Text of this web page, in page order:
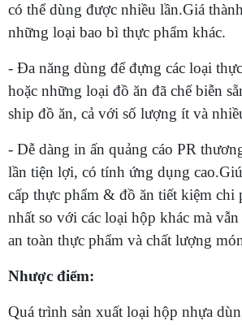
có thể dùng được nhiều lần.Giá
những loại bao bì thực phẩm khác.
- Đa năng dùng để đựng các loại
hoặc những loại đồ ăn đã chế biễn
ship đồ ăn, cả với số lượng ít và
- Dễ dàng in ấn quảng cáo PR
lần tiện lợi, có tính ứng dụng cao.
cấp thực phẩm & đồ ăn tiết kiệm chi
nhất so với các loại hộp khác mà
an toàn thực phẩm và chất lượng
Nhược điểm:
Quá trình sản xuất loại hộp nhựa